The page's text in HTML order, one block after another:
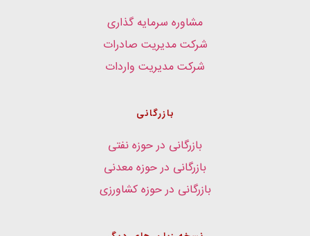
مشاوره سرمایه گذاری
شرکت مدیریت صادرات
شرکت مدیریت واردات
بازرگانی
بازرگانی در حوزه نفتی
بازرگانی در حوزه معدنی
بازرگانی در حوزه کشاورزی